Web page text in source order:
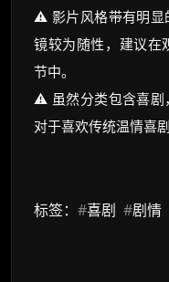
⚠️ 影片风格带有明显
镜较为随性，建议在
节中。
⚠️ 虽然分类包含喜剧
对于喜欢传统温情喜
标签： #喜剧 #剧情